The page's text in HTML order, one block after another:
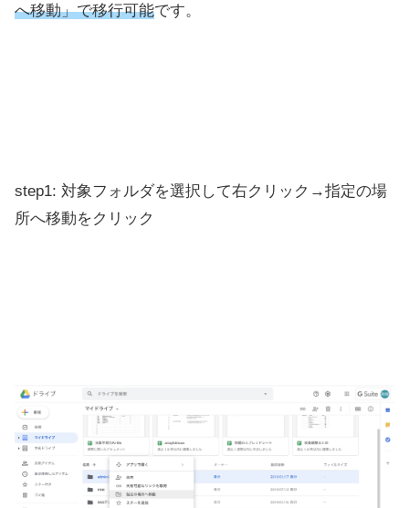
へ移動」で移行可能です。
step1: 対象フォルダを選択して右クリック→指定の場
所へ移動をクリック